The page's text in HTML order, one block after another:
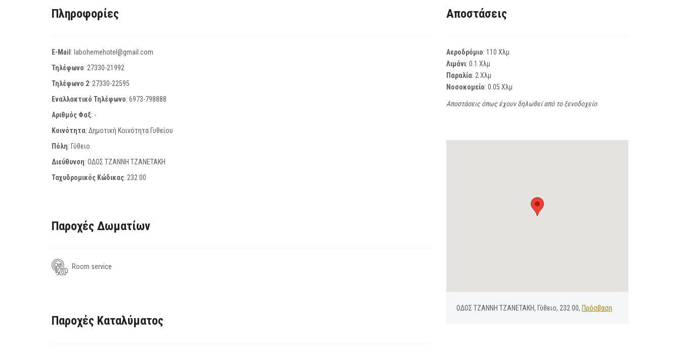
Πληροφορίες
E-Mail : labohemehotel@gmail.com
Τηλέφωνο: 27330-21992
Τηλέφωνο 2: 27330-22595
Εναλλακτικό Τηλέφωνο: 6973-798888
Αριθμός Φαξ: -
Κοινότητα: Δημοτική Κοινότητα Γυθείου
Πόλη: Γύθειο
Διεύθυνση: ΟΔΟΣ ΤΖΑΝΝΗ ΤΖΑΝΕΤΑΚΗ
Ταχυδρομικός Κώδικας: 232 00
Παροχές Δωματίων
Room service
Παροχές Καταλύματος
Αποστάσεις
Αεροδρόμιο: 110 Χλμ
Λιμάνι: 0.1 Χλμ
Παραλία: 2 Χλμ
Νοσοκομείο: 0.05 Χλμ
Αποστάσεις όπως έχουν δηλωθεί από το ξενοδοχείο
ΟΔΟΣ ΤΖΑΝΝΗ ΤΖΑΝΕΤΑΚΗ, Γύθειο, 232 00, Πρόσβαση